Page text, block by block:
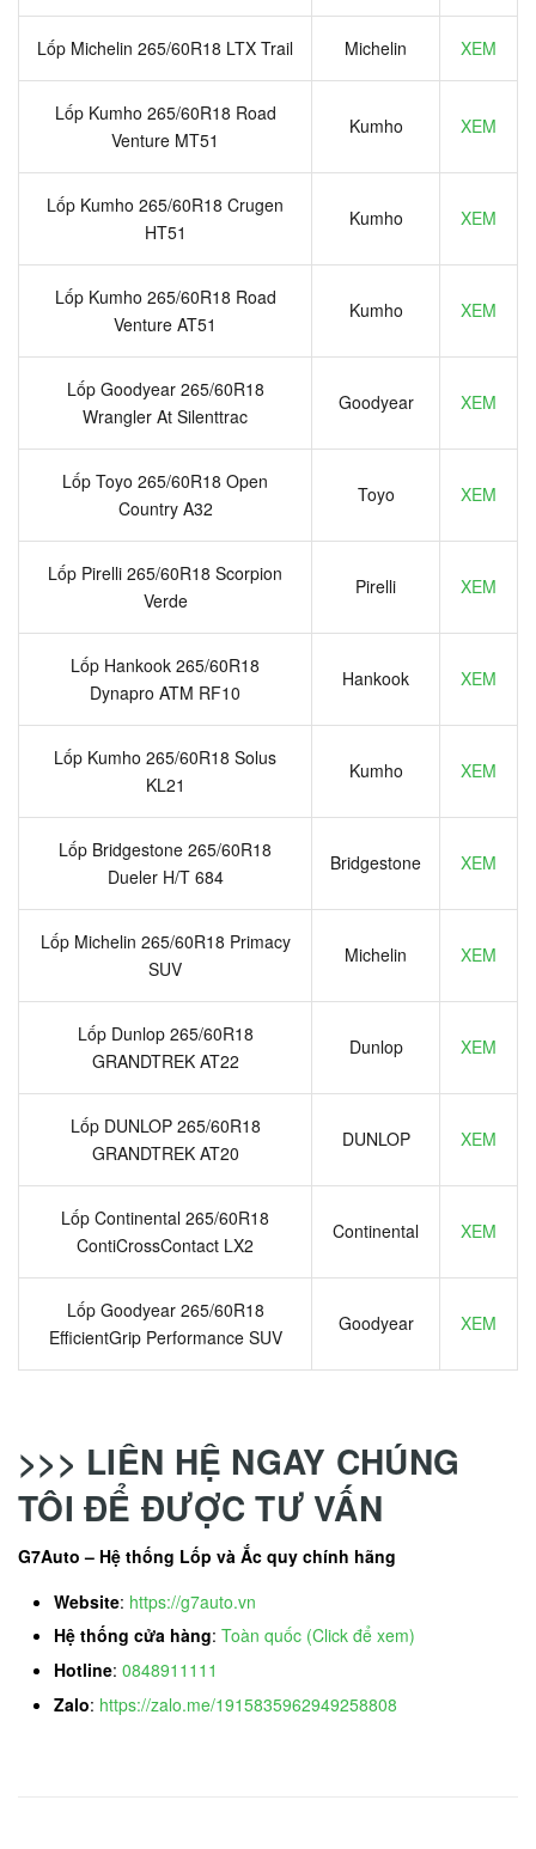
Lốp Michelin 265/60R18 LTX Trail Michelin XEM
Lốp Kumho 265/60R18 Road
Venture MT51
Kumho XEM
Lốp Kumho 265/60R18 Crugen
HT51
Kumho XEM
Lốp Kumho 265/60R18 Road
Venture AT51
Kumho XEM
Lốp Goodyear 265/60R18
Wrangler At Silenttrac
Goodyear XEM
Lốp Toyo 265/60R18 Open
Country A32
Toyo XEM
Lốp Pirelli 265/60R18 Scorpion
Verde
Pirelli XEM
Lốp Hankook 265/60R18
Dynapro ATM RF10
Hankook XEM
Lốp Kumho 265/60R18 Solus
KL21
Kumho XEM
Lốp Bridgestone 265/60R18
Dueler H/T 684
Bridgestone XEM
Lốp Michelin 265/60R18 Primacy
SUV
Michelin XEM
Lốp Dunlop 265/60R18
GRANDTREK AT22
Dunlop XEM
Lốp DUNLOP 265/60R18
GRANDTREK AT20
DUNLOP XEM
Lốp Continental 265/60R18
ContiCrossContact LX2
Continental XEM
Lốp Goodyear 265/60R18
EfficientGrip Performance SUV
Goodyear XEM
>>> LIÊN HỆ NGAY CHÚNG
TÔI ĐỂ ĐƯỢC TƯ VẤN
G7Auto – Hệ thống Lốp và Ắc quy chính hãng
Website: https://g7auto.vn
Hệ thống cửa hàng: Toàn quốc (Click để xem)
Hotline: 0848911111
Zalo: https://zalo.me/1915835962949258808